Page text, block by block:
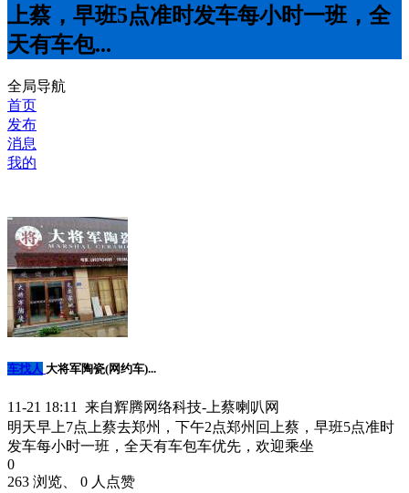
上蔡，早班5点准时发车每小时一班，全
天有车包...
全局导航
首页
发布
消息
我的
车找人 大将军陶瓷(网约车)...
11-21 18:11 来自辉腾网络科技-上蔡喇叭网
明天早上7点上蔡去郑州，下午2点郑州回上蔡，早班5点准时
发车每小时一班，全天有车包车优先，欢迎乘坐
0
263 浏览、 0 人点赞